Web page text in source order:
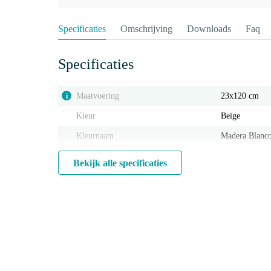
Specificaties Omschrijving Downloads Faq
Specificaties
i Maatvoering 23x120 cm
Kleur Beige
Kleurnaam Madera
Bekijk alle specificaties